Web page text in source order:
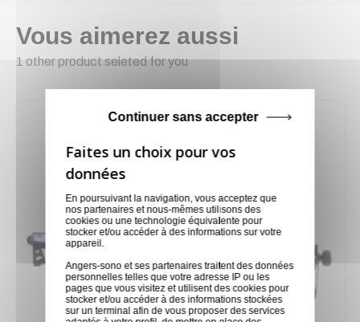
Vous aimerez aussi
1 other product seleted for you
En poursuivant la navigation, vous acceptez que
nos partenaires et nous-mêmes utilisons des
cookies ou une technologie équivalente pour
stocker et/ou accéder à des informations sur votre
appareil.
Angers-sono et ses partenaires traitent des données
personnelles telles que votre adresse IP ou les
pages que vous visitez et utilisent des cookies pour
stocker et/ou accéder à des informations stockées
sur un terminal afin de vous proposer des services
Continuer sans accepter